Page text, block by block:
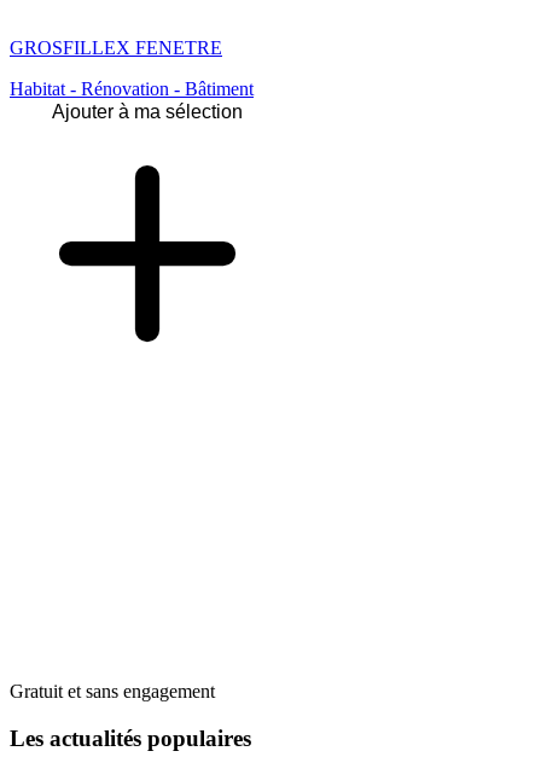
GROSFILLEX FENETRE
Habitat - Rénovation - Bâtiment
Ajouter à ma sélection
Gratuit et sans engagement
Les actualités populaires